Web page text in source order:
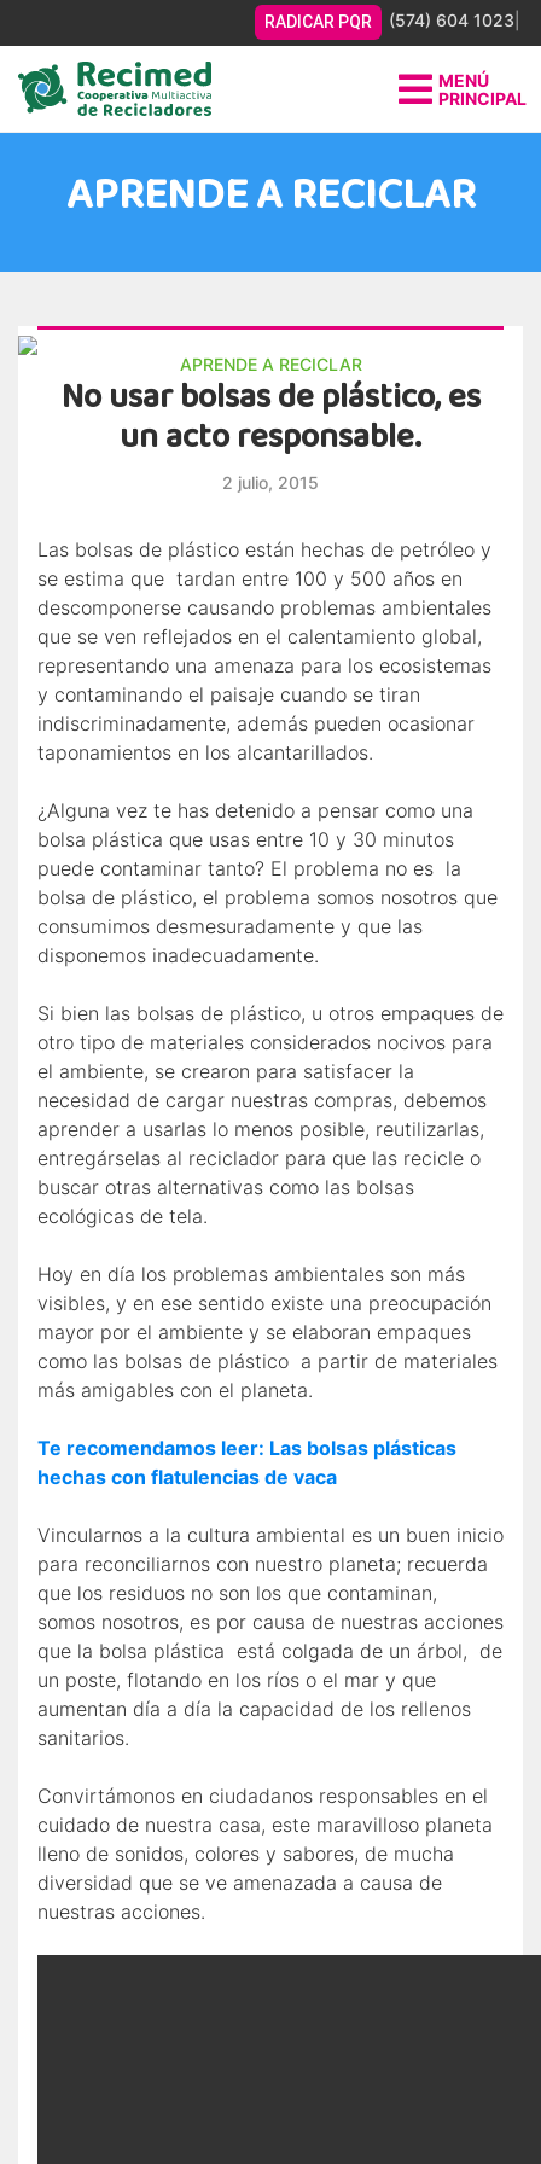
RADICAR PQR (574) 604 1023
Sitio web oficial de los recicladores asociados a
MENÚ
PRINCIPAL
APRENDE A RECICLAR
APRENDE A RECICLAR
No usar bolsas de plástico, es
un acto responsable.
2 julio, 2015
Las bolsas de plástico están hechas de petróleo y
se estima que tardan entre 100 y 500 años en
descomponerse causando problemas ambientales
que se ven reflejados en el calentamiento global,
representando una amenaza para los ecosistemas
y contaminando el paisaje cuando se tiran
indiscriminadamente, además pueden ocasionar
taponamientos en los alcantarillados.
¿Alguna vez te has detenido a pensar como una
bolsa plástica que usas entre 10 y 30 minutos
puede contaminar tanto? El problema no es la
bolsa de plástico, el problema somos nosotros que
consumimos desmesuradamente y que las
disponemos inadecuadamente.
Si bien las bolsas de plástico, u otros empaques de
otro tipo de materiales considerados nocivos para
el ambiente, se crearon para satisfacer la
necesidad de cargar nuestras compras, debemos
aprender a usarlas lo menos posible, reutilizarlas,
entregárselas al reciclador para que las recicle o
buscar otras alternativas como las bolsas
ecológicas de tela.
Hoy en día los problemas ambientales son más
visibles, y en ese sentido existe una preocupación
mayor por el ambiente y se elaboran empaques
como las bolsas de plástico a partir de materiales
más amigables con el planeta.
Te recomendamos leer: Las bolsas plásticas
hechas con flatulencias de vaca
Vincularnos a la cultura ambiental es un buen inicio
para reconciliarnos con nuestro planeta; recuerda
que los residuos no son los que contaminan,
somos nosotros, es por causa de nuestras acciones
que la bolsa plástica está colgada de un árbol, de
un poste, flotando en los ríos o el mar y que
aumentan día a día la capacidad de los rellenos
sanitarios.
Convirtámonos en ciudadanos responsables en el
cuidado de nuestra casa, este maravilloso planeta
lleno de sonidos, colores y sabores, de mucha
diversidad que se ve amenazada a causa de
nuestras acciones.